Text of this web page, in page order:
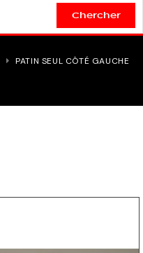
Chercher
PATIN SEUL CÔTÉ GAUCHE